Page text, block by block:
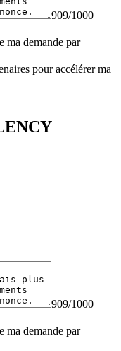
909/1000
ma demande par
pour accélérer ma
909/1000
ma demande par